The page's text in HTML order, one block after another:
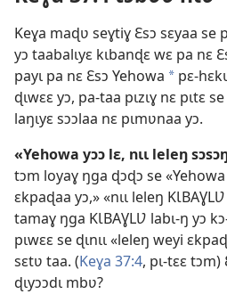
Keɣa maɖʋ seɣtiɣ Ɛsɔ sɛyaa se
yɔ taabalɩyɛ kɩbanɖɛ wɛ pa nɛ
payɩ pa nɛ Ɛsɔ Yehowa a pɛ-
ɖɩwɛɛ yɔ, pa-taa pɩzɩɣ nɛ pɩtɛ
laŋɩyɛ sɔɔlaa nɛ pɩmʋnaa yɔ.
«Yehowa yɔɔ lɛ, nɩɩ leleŋ
tɔm loyaɣ ŋga ɖɔɖɔ se «Yehowa
ɛkpaɖaa yɔ,» «nɩɩ leleŋ
tamaɣ ŋga KƖBAƔLƲ labɩ-ŋ yɔ
pɩwɛɛ se ɖɩnɩɩ «leleŋ weyi
sɛtʋ taa. (Keɣa 37:4, pɩ-tɛɛ tɔm)
ɖɩyɔɔdɩ mbʋ?